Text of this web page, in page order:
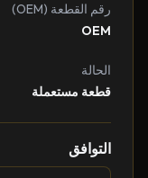
رقم القطعة (OEM)
OEM
الحالة
قطعة مستعملة
التوافق